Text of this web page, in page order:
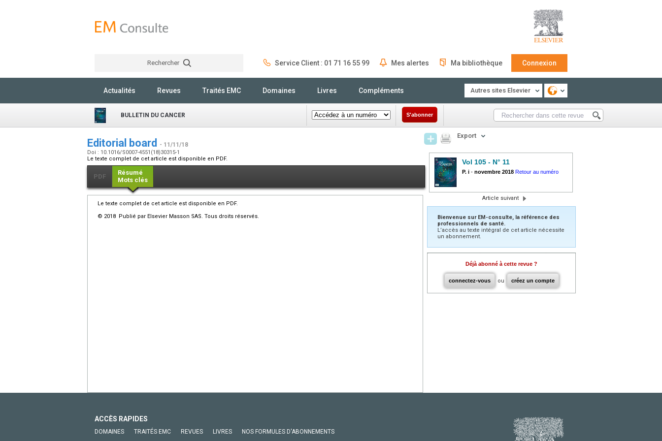
Rechercher Service Client : 01 71 16 55 99 Mes alertes Ma bibliothèque Connexion
Actualités Revues Traités EMC Domaines Livres Compléments Autres sites Elsevier
BULLETIN DU CANCER S'abonner
Editorial board - 11/11/18
Doi : 10.1016/S0007-4551(18)30315-1
Le texte complet de cet article est disponible en PDF.
PDF
Résumé
Mots clés
Le texte complet de cet article est disponible en PDF.
© 2018 Publié par Elsevier Masson SAS. Tous droits réservés.
Export
Vol 105 - N° 11
P. i - novembre 2018 Retour au numéro
Article suivant
Bienvenue sur EM-consulte, la référence des
professionnels de santé.
L’accès au texte intégral de cet article nécessite
un abonnement.
Déjà abonné à cette revue ?
connectez-vous ou créez un compte
ACCÈS RAPIDES
DOMAINES TRAITÉS EMC REVUES LIVRES NOS FORMULES D'ABONNEMENTS